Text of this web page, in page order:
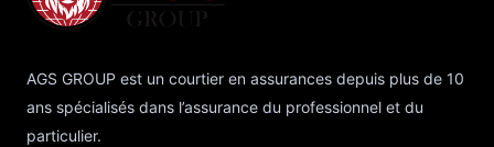
AGS GROUP est un courtier en assurances depuis plus de 10
ans spécialisés dans l’assurance du professionnel et du
particulier.